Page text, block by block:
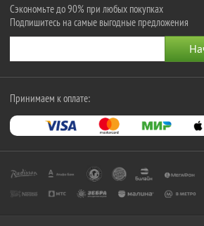
Сэкономьте до 90% при любых покупках
Подпишитесь на самые выгодные предложения
Принимаем к оплате: